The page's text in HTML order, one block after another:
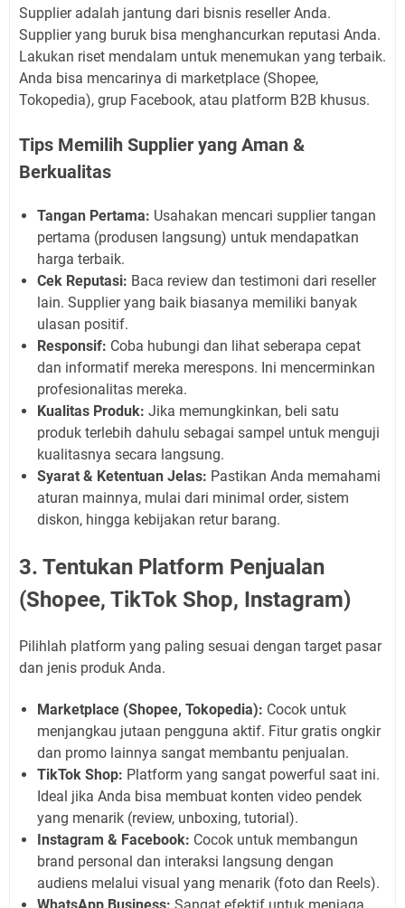
Supplier adalah jantung dari bisnis reseller Anda.
Supplier yang buruk bisa menghancurkan reputasi Anda.
Lakukan riset mendalam untuk menemukan yang terbaik.
Anda bisa mencarinya di marketplace (Shopee,
Tokopedia), grup Facebook, atau platform B2B khusus.
Tips Memilih Supplier yang Aman &
Berkualitas
Tangan Pertama: Usahakan mencari supplier tangan
pertama (produsen langsung) untuk mendapatkan
harga terbaik.
Cek Reputasi: Baca review dan testimoni dari reseller
lain. Supplier yang baik biasanya memiliki banyak
ulasan positif.
Responsif: Coba hubungi dan lihat seberapa cepat
dan informatif mereka merespons. Ini mencerminkan
profesionalitas mereka.
Kualitas Produk: Jika memungkinkan, beli satu
produk terlebih dahulu sebagai sampel untuk menguji
kualitasnya secara langsung.
Syarat & Ketentuan Jelas: Pastikan Anda memahami
aturan mainnya, mulai dari minimal order, sistem
diskon, hingga kebijakan retur barang.
3. Tentukan Platform Penjualan
(Shopee, TikTok Shop, Instagram)
Pilihlah platform yang paling sesuai dengan target pasar
dan jenis produk Anda.
Marketplace (Shopee, Tokopedia): Cocok untuk
menjangkau jutaan pengguna aktif. Fitur gratis ongkir
dan promo lainnya sangat membantu penjualan.
TikTok Shop: Platform yang sangat powerful saat ini.
Ideal jika Anda bisa membuat konten video pendek
yang menarik (review, unboxing, tutorial).
Instagram & Facebook: Cocok untuk membangun
brand personal dan interaksi langsung dengan
audiens melalui visual yang menarik (foto dan Reels).
WhatsApp Business: Sangat efektif untuk menjaga